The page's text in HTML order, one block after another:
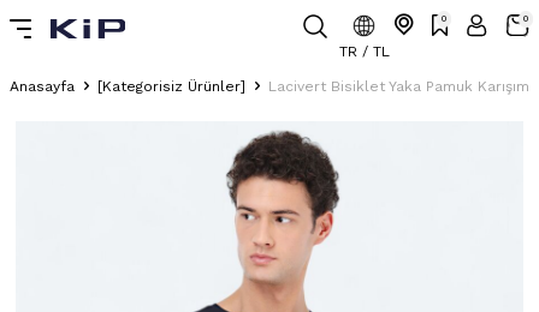
TR / TL
0 0
Anasayfa [Kategorisiz Ürünler] Lacivert Bisiklet Yaka Pamuk